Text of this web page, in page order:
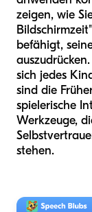
zeigen, wie
befähigt,
sich jedes
sind die
spielerische
Werkzeuge,
stehen.